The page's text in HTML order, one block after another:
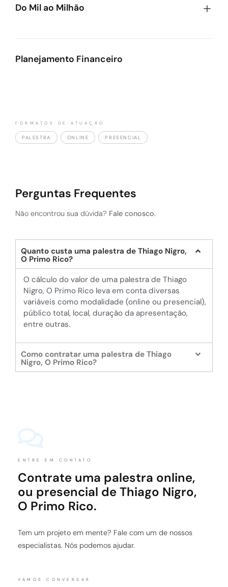
Do Mil ao Milhão
A palestra é baseada no livro “Do Mil ao Milhão, Sem
Planejamento Financeiro
FORMATOS DE ATUAÇÃO
PALESTRA ONLINE PRESENCIAL
Perguntas Frequentes
Não encontrou sua dúvida? Fale conosco.
Quanto custa uma palestra de Thiago Nigro,
O Primo Rico?
O cálculo do valor de uma palestra de Thiago
Nigro, O Primo Rico leva em conta diversas
variáveis como modalidade (online ou presencial),
público total, local, duração da apresentação,
entre outras.
Como contratar uma palestra de Thiago
Nigro, O Primo Rico?
ENTRE EM CONTATO
Contrate uma palestra online,
ou presencial de Thiago Nigro,
O Primo Rico.
Tem um projeto em mente? Fale com um de nossos
especialistas. Nós podemos ajudar.
VAMOS CONVERSAR